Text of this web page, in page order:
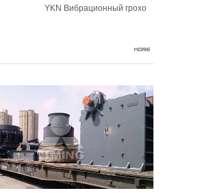
YKN Вибрационный грохо